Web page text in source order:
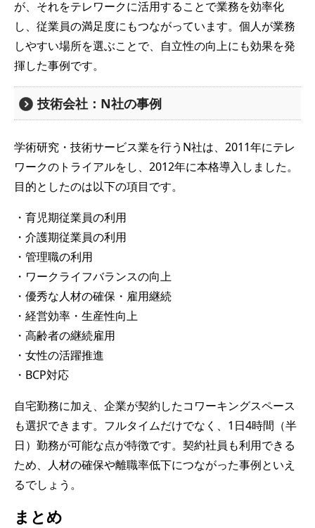
が、それをテレワークに活用することで業務を効率化
し、従業員の満足度にもつながっています。個人が業務
しやすい場所を選ぶことで、自立性の向上にも効果を発
揮した事例です。
技術会社：N社の事例
学術研究・技術サービス業を行うN社は、2011年にテレ
ワークのトライアルをし、2012年に本格導入しました。
目的としたのは以下の項目です。
・育児期従業員の利用
・介護期従業員の利用
・管理職の利用
・ワークライフバランスの向上
・優秀な人材の確保・雇用継続
・経営効率・生産性向上
・高齢者の継続雇用
・女性の活躍推進
・BCP対応
自宅勤務に加え、企業が契約したコワーキングスペース
も選択できます。フルタイムだけでなく、1日4時間（半
日）勤務が可能な点が特徴です。契約社員も利用できる
ため、人材の確保や離職率低下につながった事例といえ
るでしょう。
まとめ